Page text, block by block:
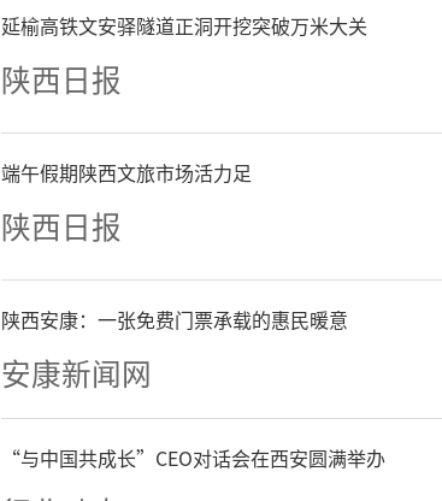
延榆高铁文安驿隧道正洞开挖突破万米大关
陕西日报
端午假期陕西文旅市场活力足
陕西日报
陕西安康：一张免费门票承载的惠民暖意
安康新闻网
“与中国共成长”CEO对话会在西安圆满举办